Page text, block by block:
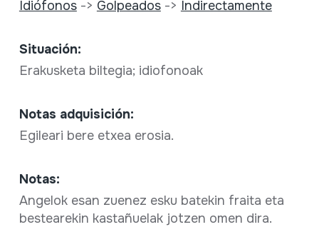
Idiófonos-> Golpeados-> Indirectamente
Situación:
Erakusketa biltegia; idiofonoak
Notas adquisición:
Egileari bere etxea erosia.
Notas:
Angelok esan zuenez esku batekin fraita eta
bestearekin kastañuelak jotzen omen dira.